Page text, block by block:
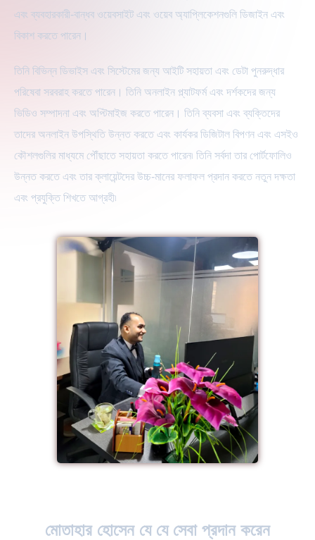
এবং ব্যবহারকারী-বান্ধব ওয়েবসাইট এবং ওয়েব অ্যাপ্লিকেশনগুলি ডিজাইন এবং
বিকাশ করতে পারেন।
তিনি বিভিন্ন ডিভাইস এবং সিস্টেমের জন্য আইটি সহায়তা এবং ডেটা পুনরুদ্ধার
পরিষেবা সরবরাহ করতে পারেন। তিনি অনলাইন প্ল্যাটফর্ম এবং দর্শকদের জন্য
ভিডিও সম্পাদনা এবং অপ্টিমাইজ করতে পারেন। তিনি ব্যবসা এবং ব্যক্তিদের
তাদের অনলাইন উপস্থিতি উন্নত করতে এবং কার্যকর ডিজিটাল বিপণন এবং এসইও
কৌশলগুলির মাধ্যমে পৌঁছাতে সহায়তা করতে পারেন৷ তিনি সর্বদা তার পোর্টফোলিও
উন্নত করতে এবং তার ক্লায়েন্টদের উচ্চ-মানের ফলাফল প্রদান করতে নতুন দক্ষতা
এবং প্রযুক্তি শিখতে আগ্রহী৷
মোতাহার হোসেন যে যে সেবা প্রদান করেন